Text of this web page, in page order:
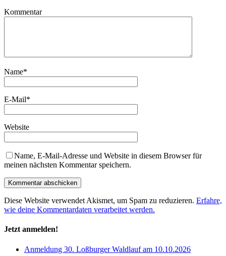
Kommentar
Name*
E-Mail*
Website
Name, E-Mail-Adresse und Website in diesem Browser für
meinen nächsten Kommentar speichern.
Diese Website verwendet Akismet, um Spam zu reduzieren. Erfahre,
wie deine Kommentardaten verarbeitet werden.
Jetzt anmelden!
Anmeldung 30. Loßburger Waldlauf am 10.10.2026